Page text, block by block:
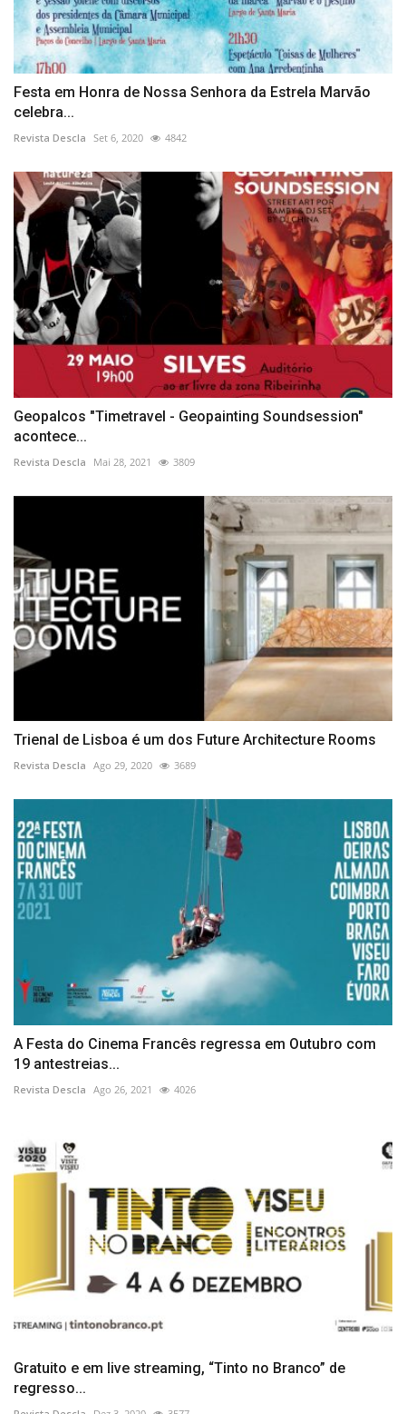
Festa em Honra de Nossa Senhora da Estrela Marvão
celebra...
Revista Descla Set 6, 2020 4842
Geopalcos "Timetravel - Geopainting Soundsession"
acontece...
Revista Descla Mai 28, 2021 3809
Trienal de Lisboa é um dos Future Architecture Rooms
Revista Descla Ago 29, 2020 3689
A Festa do Cinema Francês regressa em Outubro com
19 antestreias...
Revista Descla Ago 26, 2021 4026
Gratuito e em live streaming, “Tinto no Branco” de
regresso...